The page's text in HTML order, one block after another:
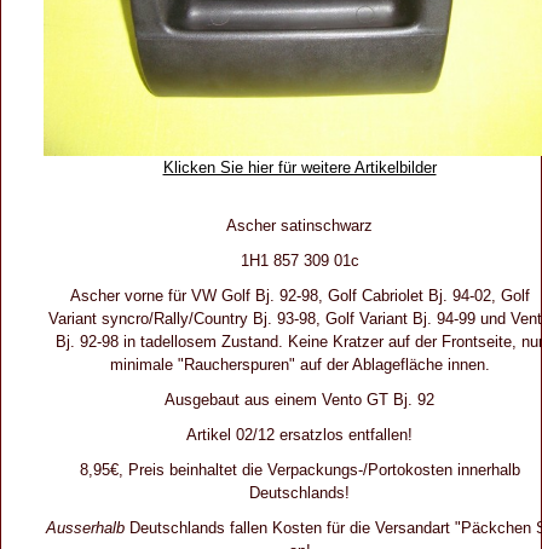
Klicken Sie hier für weitere Artikelbilder
Ascher satinschwarz
1H1 857 309 01c
Ascher vorne für VW Golf Bj. 92-98, Golf Cabriolet Bj. 94-02, Golf
Variant syncro/Rally/Country Bj. 93-98, Golf Variant Bj. 94-99 und
Bj. 92-98 in tadellosem Zustand. Keine Kratzer auf der Frontseite,
minimale "Raucherspuren" auf der Ablagefläche innen.
Ausgebaut aus einem Vento GT Bj. 92
Artikel 02/12 ersatzlos entfallen!
8,95€, Preis beinhaltet die Verpackungs-/Portokosten innerhalb
Deutschlands!
Ausserhalb Deutschlands fallen Kosten für die Versandart "Päckchen